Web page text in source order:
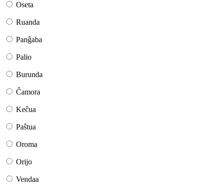
Oseta
Ruanda
Panĝaba
Palio
Burunda
Ĉamora
Keĉua
Paŝtua
Oroma
Orijo
Vendaa